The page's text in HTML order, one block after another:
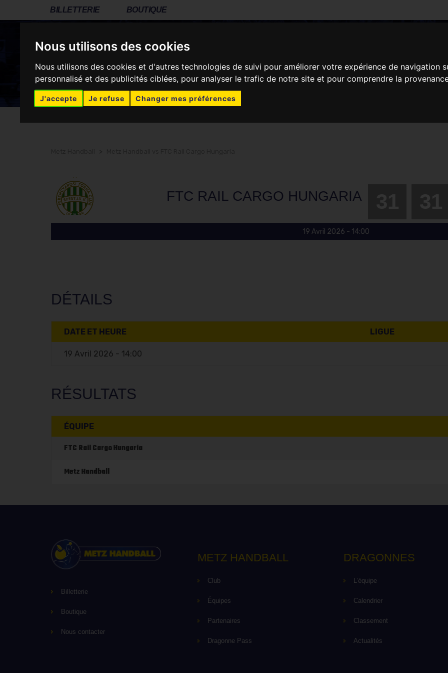
Nous utilisons des cookies
Nous utilisons des cookies et d'autres technologies de suivi pour améliorer votre expérience de navigation
personnalisé et des publicités ciblées, pour analyser le trafic de notre site et pour comprendre la
J'accepte Je refuse Changer mes préférences
BILLETTERIE BOUTIQUE
CLUB LES DRAGONNES ASSOCIATION
RÉSEAUX SOCIAUX
FTC RAIL CARGO HUNGARIA
19 Avril 2026 - 14:00
DÉTAILS
DATE ET HEURE LIGUE
19 Avril 2026 - 14:00
RÉSULTATS
ÉQUIPE
FTC Rail Cargo Hungaria
Metz Handball
Billetterie
Boutique
Nous contacter
METZ HANDBALL
Club
Équipes
Partenaires
Dragonne Pass
DRAGONNES
L’équipe
Calendrier
Classement
Actualités